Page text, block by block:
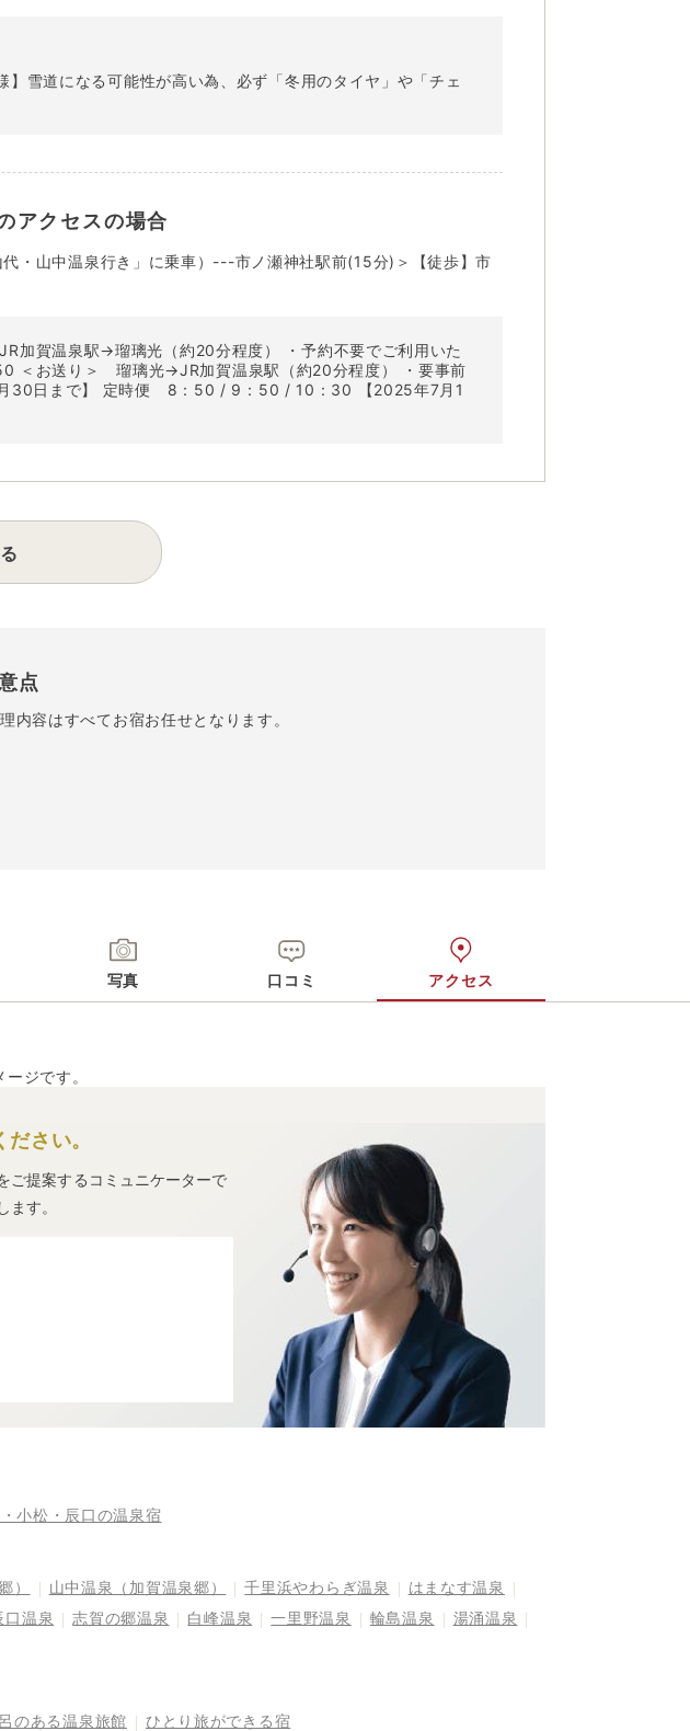
雪道になる可能性が高い為、必ず「冬用のタイヤ」や「チェ
アクセスの場合
・山中温泉行き」に乗車）---市ノ瀬神社駅前(15分)＞【徒歩】市
賀温泉駅→瑠璃光（約20分程度） ・予約不要でご利用いた
＜お送り＞ 瑠璃光→JR加賀温泉駅（約20分程度） ・要事前
30日まで】 定時便 8：50 / 9：50 / 10：30 【2025年7月1
点
内容はすべてお宿お任せとなります。
写真 口コミ アクセス
ジです。
さい。
ご提案するコミュニケーターで
す。
小松・辰口の温泉宿
） 山中温泉（加賀温泉郷） 千里浜やわらぎ温泉
はまなす温泉
口温泉 志賀の郷温泉 白峰温泉 一里野温泉 輪島温泉
湯涌温泉
のある温泉旅館 ひとり旅ができる宿